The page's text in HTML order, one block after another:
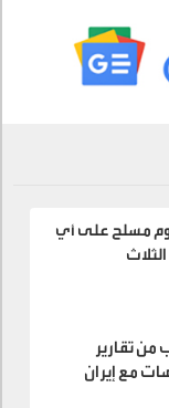
مسلح على أي
من تقارير
مع إيران